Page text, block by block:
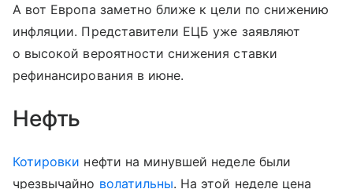
А вот Европа заметно ближе к цели по снижению
инфляции. Представители ЕЦБ уже заявляют
о высокой вероятности снижения ставки
рефинансирования в июне.
Нефть
Котировки нефти на минувшей неделе были
чрезвычайно волатильны. На этой неделе цена